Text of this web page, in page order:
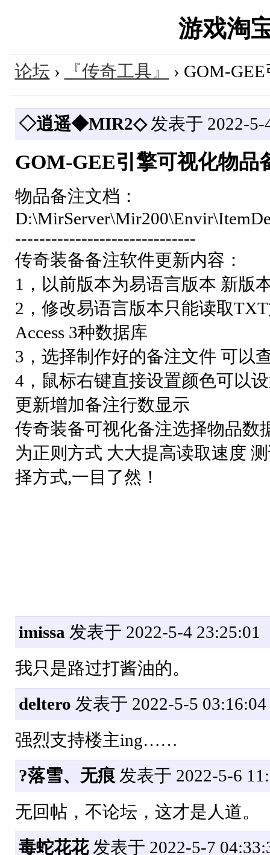
游戏淘
论坛 › 『传奇工具』 › GOM-
◇逍遥◆MIR2◇发表于 2022-5-
GOM-GEE引擎可视化物品
物品备注文档：
------------------------------
传奇装备备注软件更新内容：
1，以前版本为易语言版本 新版
2，修改易语言版本只能读取
Access 3种数据库
3，选择制作好的备注文件 可以
4，鼠标右键直接设置颜色可以
更新增加备注行数显示
传奇装备可视化备注选择物品数
为正则方式 大大提高读取速度
择方式,一目了然！
imissa 发表于 2022-5-4 23:25:01
我只是路过打酱油的。
deltero 发表于 2022-5-5 03:16:04
强烈支持楼主ing……
?落雪、无痕发表于 2022-5-6
无回帖，不论坛，这才是人道。
毒蛇花花发表于 2022-5-7